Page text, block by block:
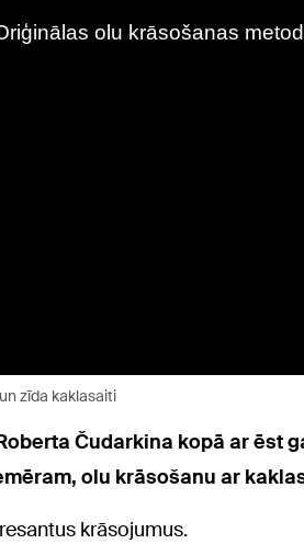
zīda kaklasaiti
Čudarkina kopā ar
olu krāsošanu ar
krāsojumus.